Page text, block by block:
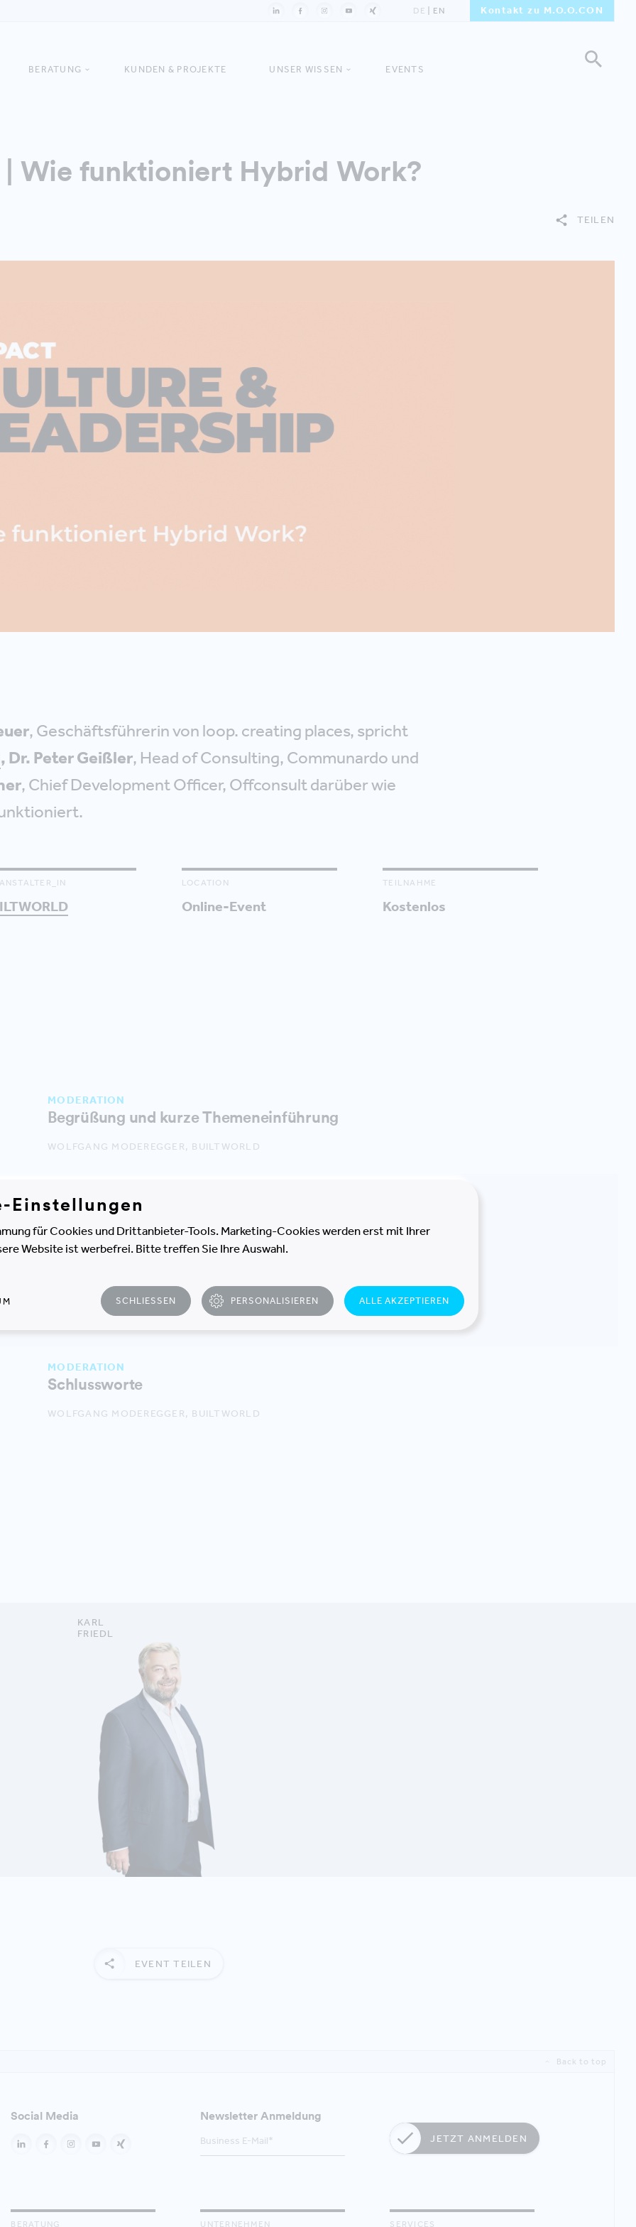
DE EN Kontakt zu M.O.O.CON
BERATUNG KUNDEN & PROJEKTE UNSER WISSEN EVENTS
| Wie funktioniert Hybrid Work?
TEILEN
, Geschäftsführerin von loop. creating places, spricht
, Dr. Peter Geißler, Head of Consulting, Communardo und
, Chief Development Officer, Offconsult darüber wie
LOCATION
Online-Event
TEILNAHME
Kostenlos
MODERATION
Begrüßung und kurze Themeneinführung
WOLFGANG MODEREGGER, BUILTWORLD
Wie funktioniert Hybrid Work?
KARL FRIEDL, GESCHÄFTSFÜHRER, M.O.O.CON
DR. PETER GEISSLER, HEAD OF CONSULTING, COMMUNARDO
MARTIN KRAMMER, CHIEF DEVELOPMENT OFFICER/ MITGLIED
DER GESCHÄFTSFÜHRUNG, OFFCONSULT
MODERATION
Schlussworte
WOLFGANG MODEREGGER, BUILTWORLD
MEHR ERFAHREN
KARL
FRIEDL
EVENT TEILEN
Back to top
Social Media Newsletter Anmeldung
JETZT ANMELDEN
BERATUNG UNTERNEHMEN SERVICES
Einstellungen
für Cookies und Drittanbieter-Tools. Marketing-Cookies werden erst mit Ihrer
Website ist werbefrei. Bitte treffen Sie Ihre Auswahl.
SCHLIESSEN PERSONALISIEREN ALLE AKZEPTIEREN